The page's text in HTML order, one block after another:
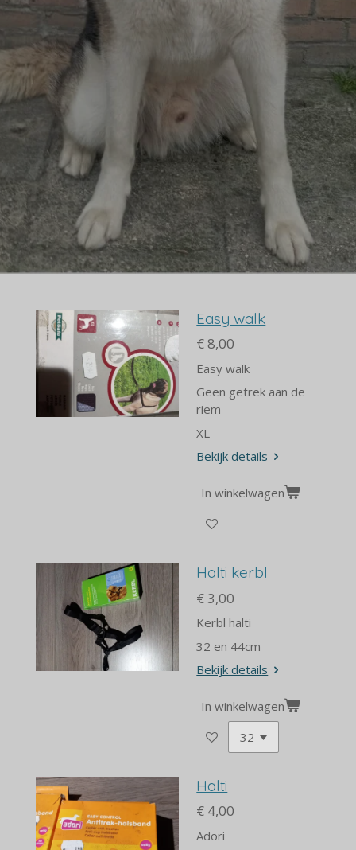
Easy walk
€ 8,00
Easy walk
Geen getrek aan de
riem
XL
Bekijk details
In winkelwagen
Halti kerbl
€ 3,00
Kerbl halti
32 en 44cm
Bekijk details
In winkelwagen
Halti
€ 4,00
Adori